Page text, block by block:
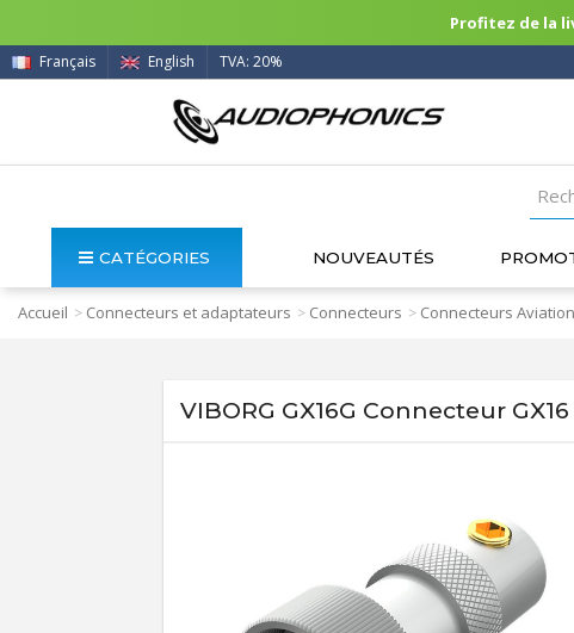
Profitez de la
Français English TVA: 20%
CATÉGORIES NOUVEAUTÉS
Accueil > Connecteurs et adaptateurs > Connecteurs > Connecteurs Aviation
VIBORG GX16G Connecteur